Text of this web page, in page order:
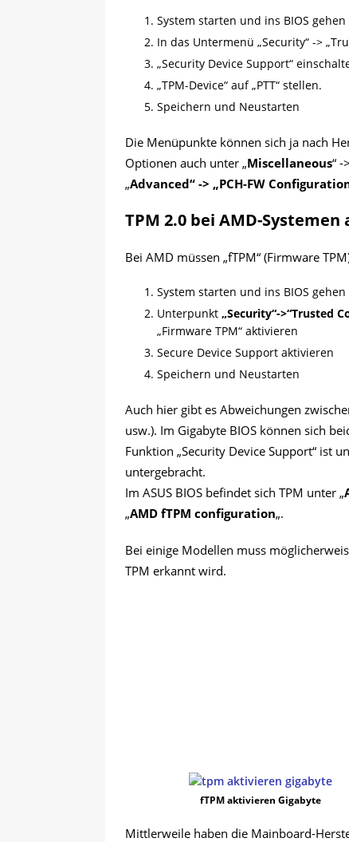
System starten und ins BIOS
In das Untermenü „Security“ ->
„Security Device Support“
„TPM-Device“ auf „PTT“ stellen.
Speichern und Neustarten
Die Menüpunkte können sich ja nach
Optionen auch unter „Miscellaneous“ -
„Advanced“ -> „PCH-FW
TPM 2.0 bei AMD-
Bei AMD müssen „fTPM“ (Firmware
System starten und ins BIOS
Unterpunkt „Security“->“Trusted
„Firmware TPM“ aktivieren
Secure Device Support aktivieren
Speichern und Neustarten
Auch hier gibt es Abweichungen
usw.). Im Gigabyte BIOS können sich
Funktion „Security Device Support“ ist
untergebracht.
Im ASUS BIOS befindet sich TPM unter „
„AMD fTPM configuration„.
Bei einige Modellen muss
TPM erkannt wird.
fTPM aktivieren Gigabyte
Mittlerweile haben die Mainboard-